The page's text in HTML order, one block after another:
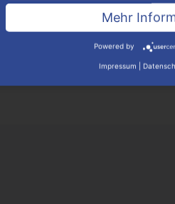
Einer Sage zufolge wird die
Bischof Valentin von Terni
Mehr
Powered by
Impressum